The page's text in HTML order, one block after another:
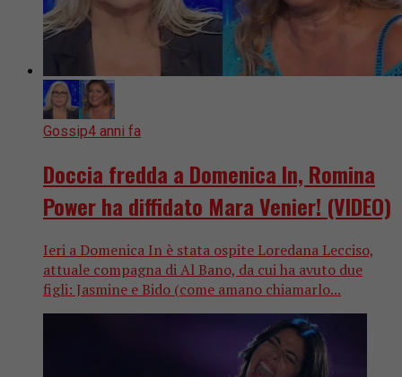
Gossip4 anni fa
Doccia fredda a Domenica In, Romina
Power ha diffidato Mara Venier! (VIDEO)
Ieri a Domenica In è stata ospite Loredana Lecciso,
attuale compagna di Al Bano, da cui ha avuto due
figli: Jasmine e Bido (come amano chiamarlo...